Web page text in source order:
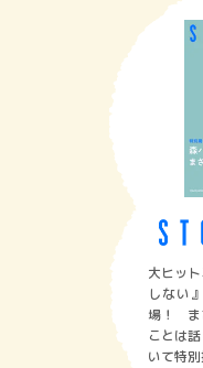
大ヒッ
しない
場！ ま
ことは
いて特別